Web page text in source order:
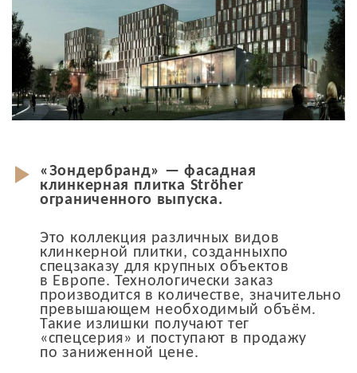
«Зондербранд» — фасадная
клинкерная плитка Ströher
ограниченного выпуска.
Это коллекция различных видов
клинкерной плитки, созданныхпо
спецзаказу для крупных объектов
в Европе. Технологически заказ
производится в количестве, значительно
превышающем необходимый объём.
Такие излишки получают тег
«спецсерия» и поступают в продажу
по заниженной цене.